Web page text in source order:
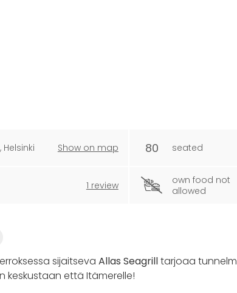
, Helsinki Show on map
1 review
80 seated
own food not
allowed
sijaitseva Allas Seagrilltarjoaa
keskustaan että Itämerelle!